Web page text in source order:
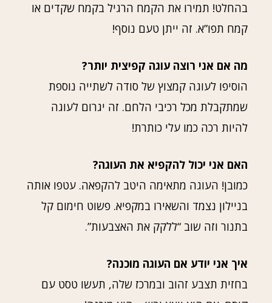
בהחלט! תמירו את הקמח הרגיל בקמח שקדים או
קמח תפו”א. זה ייתן טעם נוסף!
מה אם אני רוצה עוגה קפיצית יותר?
הוסיפו לעוגה קמצוץ של סודה לשתייה נוספת
שמתקבלת מכל רכיבי הלחם. זה יגרום לעוגה
להיות רכה כמו עלי כותרת!
האם אני יכול להקפיא את העוגה?
כמובן! העוגה מתאימה היטב להקפאה. עטפו אותה
בניילון נצמד והשאירו במקפיא. פשוט חימום קל
בתנור וזה שוב “ללקק את האצבעות”.
איך אני יודע אם העוגה מוכנה?
בחזית תצבע זהוב ובמרכז שלה, תעשו טסט עם